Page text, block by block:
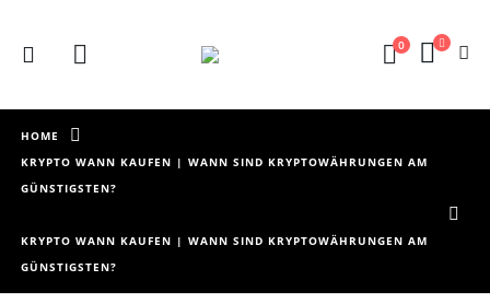
0
HOME
KRYPTO WANN KAUFEN | WANN SIND KRYPTOWÄHRUNGEN AM
GÜNSTIGSTEN?
KRYPTO WANN KAUFEN | WANN SIND KRYPTOWÄHRUNGEN AM
GÜNSTIGSTEN?